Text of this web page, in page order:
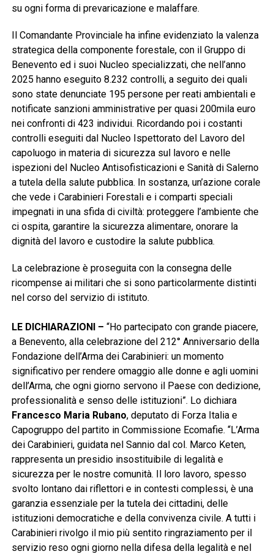
su ogni forma di prevaricazione e malaffare.
Il Comandante Provinciale ha infine evidenziato la valenza
strategica della componente forestale, con il Gruppo di
Benevento ed i suoi Nucleo specializzati, che nell’anno
2025 hanno eseguito 8.232 controlli, a seguito dei quali
sono state denunciate 195 persone per reati ambientali e
notificate sanzioni amministrative per quasi 200mila euro
nei confronti di 423 individui. Ricordando poi i costanti
controlli eseguiti dal Nucleo Ispettorato del Lavoro del
capoluogo in materia di sicurezza sul lavoro e nelle
ispezioni del Nucleo Antisofisticazioni e Sanità di Salerno
a tutela della salute pubblica. In sostanza, un’azione corale
che vede i Carabinieri Forestali e i comparti speciali
impegnati in una sfida di civiltà: proteggere l’ambiente che
ci ospita, garantire la sicurezza alimentare, onorare la
dignità del lavoro e custodire la salute pubblica.
La celebrazione è proseguita con la consegna delle
ricompense ai militari che si sono particolarmente distinti
nel corso del servizio di istituto.
LE DICHIARAZIONI – “Ho partecipato con grande piacere,
a Benevento, alla celebrazione del 212° Anniversario della
Fondazione dell’Arma dei Carabinieri: un momento
significativo per rendere omaggio alle donne e agli uomini
dell’Arma, che ogni giorno servono il Paese con dedizione,
professionalità e senso delle istituzioni”. Lo dichiara
Francesco Maria Rubano, deputato di Forza Italia e
Capogruppo del partito in Commissione Ecomafie. “L’Arma
dei Carabinieri, guidata nel Sannio dal col. Marco Keten,
rappresenta un presidio insostituibile di legalità e
sicurezza per le nostre comunità. Il loro lavoro, spesso
svolto lontano dai riflettori e in contesti complessi, è una
garanzia essenziale per la tutela dei cittadini, delle
istituzioni democratiche e della convivenza civile. A tutti i
Carabinieri rivolgo il mio più sentito ringraziamento per il
servizio reso ogni giorno nella difesa della legalità e nel